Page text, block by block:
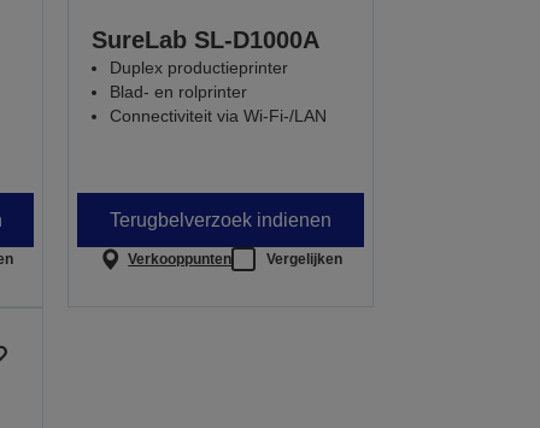
SureLab SL-D1000A
Duplex productieprinter
Blad- en rolprinter
Connectiviteit via Wi-Fi-/LAN
Terugbelverzoek indienen
Verkooppunten Vergelijken